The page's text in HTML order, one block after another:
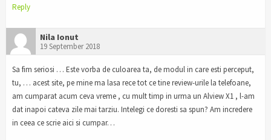
Reply
Nila Ionut
19 September 2018
Sa fim seriosi … Este vorba de culoarea ta, de modul in care esti perceput,
tu, … acest site, pe mine ma lasa rece tot ce tine review-urile la telefoane,
am cumparat acum ceva vreme , cu mult timp in urma un Alview X1 , l-am
dat inapoi cateva zile mai tarziu. Intelegi ce doresti sa spun? Am incredere
in ceea ce scrie aici si cumpar…